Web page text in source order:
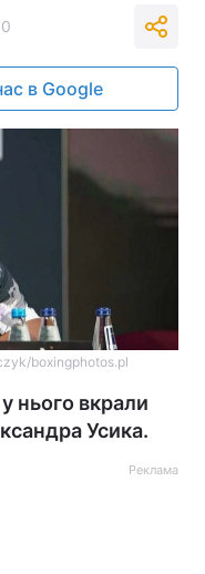
в Google
boxingphotos.pl
нього вкрали
Усика.
Реклама